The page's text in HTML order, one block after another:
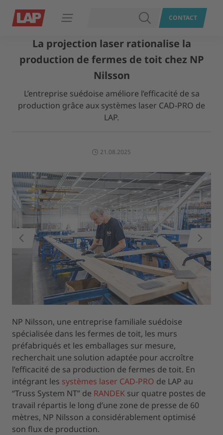
Ouvrir le menu RECHERCHER
CONTACT
La projection laser rationalise la
production de fermes de toit chez NP
Nilsson
L’entreprise suédoise améliore l’efficacité de sa
production grâce aux systèmes laser CAD-PRO de
LAP.
21.08.2025
RETOUR
NP Nilsson, une entreprise familiale suédoise
spécialisée dans les fermes de toit, les murs
préfabriqués et les emballages sur mesure,
recherchait une solution adaptée pour accroître
l’efficacité de sa production de fermes de toit. En
intégrant les systèmes laser CAD-PRO de LAP au
“Truss System NT” de RANDEK sur quatre postes de
travail répartis le long d’une zone de presse de 60
mètres, NP Nilsson a considérablement optimisé
son flux de production.